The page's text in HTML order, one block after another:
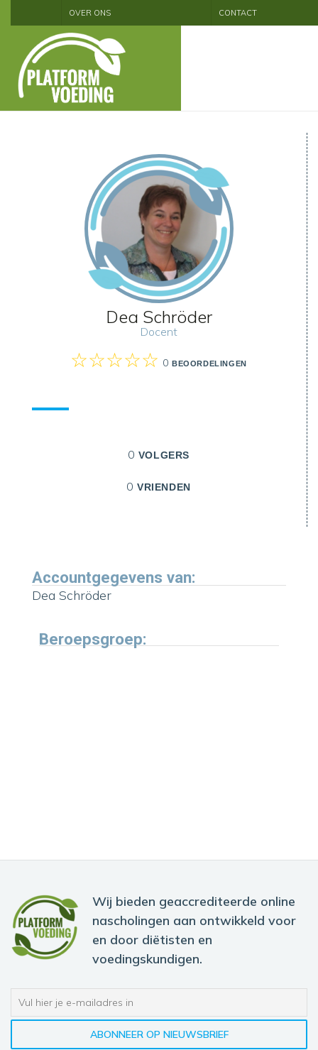
OVER ONS CONTACT
Dea Schröder
Docent
0 BEOORDELINGEN
VOLGERS
0
VRIENDEN
0
Accountgegevens van:
Dea Schröder
Beroepsgroep:
Wij bieden geaccrediteerde online
nascholingen aan ontwikkeld voor
en door diëtisten en
voedingskundigen.